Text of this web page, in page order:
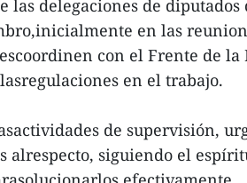
las delegaciones de
en las
con el Frente de la
en el trabajo.
de supervisión,
alrespecto, siguiendo el